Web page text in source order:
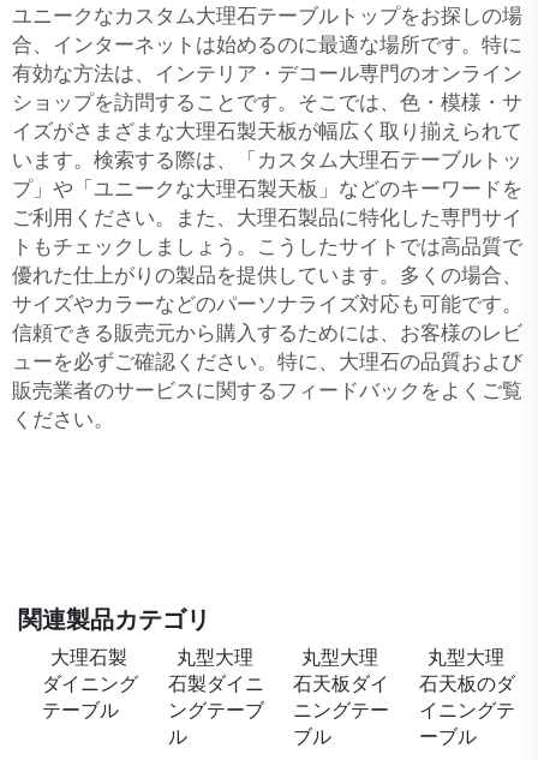
ユニークなカスタム大理石テーブルトップをお探しの場
合、インターネットは始めるのに最適な場所です。特に
有効な方法は、インテリア・デコール専門のオンライン
ショップを訪問することです。そこでは、色・模様・サ
イズがさまざまな大理石製天板が幅広く取り揃えられて
います。検索する際は、「カスタム大理石テーブルトッ
プ」や「ユニークな大理石製天板」などのキーワードを
ご利用ください。また、大理石製品に特化した専門サイ
トもチェックしましょう。こうしたサイトでは高品質で
優れた仕上がりの製品を提供しています。多くの場合、
サイズやカラーなどのパーソナライズ対応も可能です。
信頼できる販売元から購入するためには、お客様のレビ
ューを必ずご確認ください。特に、大理石の品質および
販売業者のサービスに関するフィードバックをよくご覧
ください。
関連製品カテゴリ
大理石製
ダイニング
テーブル
丸型大理
石製ダイニ
ングテーブ
ル
丸型大理
石天板ダイ
ニングテー
ブル
丸型大理
石天板のダ
イニングテ
ーブル